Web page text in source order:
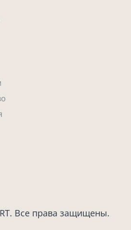
Все права защищены.